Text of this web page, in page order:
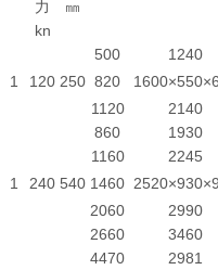
力
kn
㎜
1
120 250
500
1240
820
1120
2140
1 240 540
860
1930
1160
2245
1460
2060
2990
2660
3460
4470 2981